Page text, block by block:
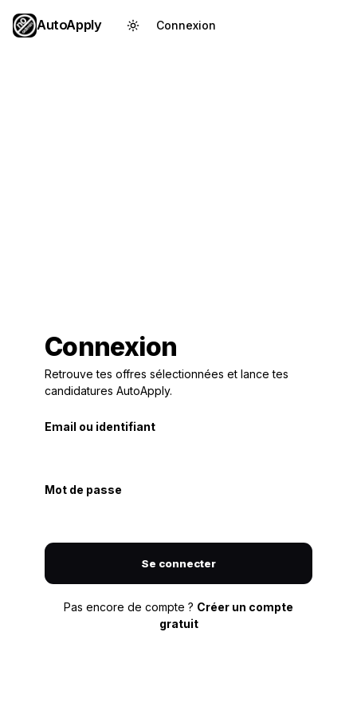
AutoApply Connexion
Connexion
Retrouve tes offres sélectionnées et lance tes
candidatures AutoApply.
Email ou identifiant
Mot de passe
Se connecter
Pas encore de compte ? Créer un compte
gratuit